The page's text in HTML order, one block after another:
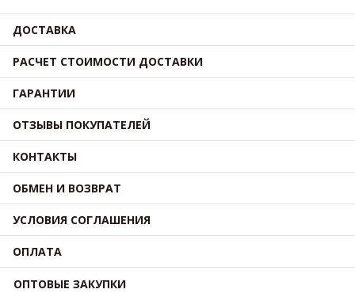
ДОСТАВКА
РАСЧЕТ СТОИМОСТИ ДОСТАВКИ
ГАРАНТИИ
ОТЗЫВЫ ПОКУПАТЕЛЕЙ
КОНТАКТЫ
ОБМЕН И ВОЗВРАТ
УСЛОВИЯ СОГЛАШЕНИЯ
ОПЛАТА
ОПТОВЫЕ ЗАКУПКИ